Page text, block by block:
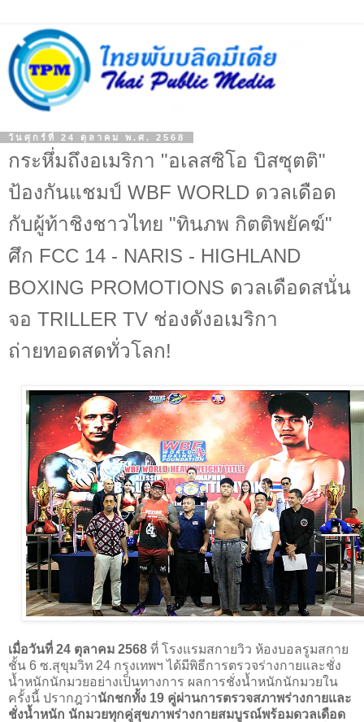
วันศุกร์ที่ 24 ตุลาคม พ.ศ. 2568
กระหึ่มถึงอเมริกา "อเลสซิโอ บิสซุตติ"
ป้องกันแชมป์ WBF WORLD ดวลเดือด
กับผู้ท้าชิงชาวไทย "ทินภพ กิตติพยัคฆ์"
ศึก FCC 14 - NARIS - HIGHLAND
BOXING PROMOTIONS ดวลเดือดสนั่น
จอ TRILLER TV ช่องดังอเมริกา
ถ่ายทอดสดทั่วโลก!
เมื่อวันที่ 24 ตุลาคม 2568 ที่ โรงแรมสกายวิว ห้องบอลรูมสกาย
ชั้น 6 ซ.สุขุมวิท 24 กรุงเทพฯ ได้มีพิธีการตรวจร่างกายและชั่ง
น้ำหนักนักมวยอย่างเป็นทางการ ผลการชั่งน้ำหนักนักมวยใน
ครั้งนี้ ปรากฎว่านักชกทั้ง 19 คู่ผ่านการตรวจสภาพร่างกายและ
ชั่งน้ำหนัก นักมวยทุกคู่สุขภาพร่างกายสมบูรณ์พร้อมดวลเดือด